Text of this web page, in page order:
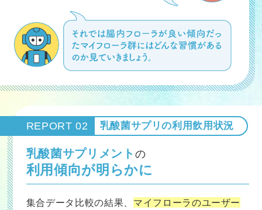
REPORT 02 乳酸菌サプリの利用飲用状況
乳酸菌サプリメント の
利用傾向が明らかに
集合データ比較の結果、 マイフローラのユーザー